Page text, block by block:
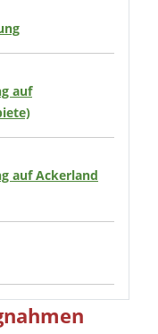
auf
auf Ackerland